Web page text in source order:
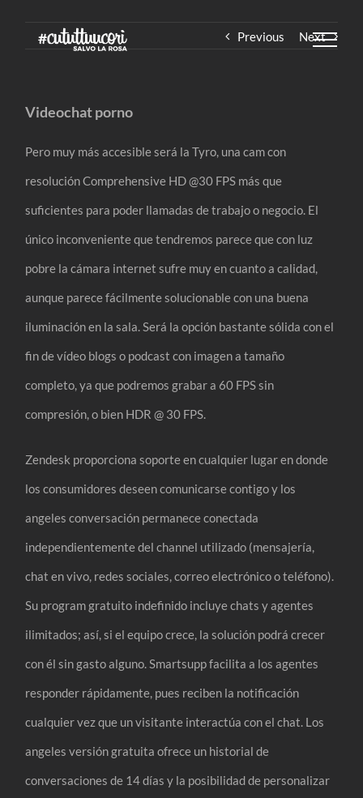
Previous Next
Videochat porno
Pero muy más accesible será la Tyro, una cam con
resolución Comprehensive HD @30 FPS más que
suficientes para poder llamadas de trabajo o negocio. El
único inconveniente que tendremos parece que con luz
pobre la cámara internet sufre muy en cuanto a calidad,
aunque parece fácilmente solucionable con una buena
iluminación en la sala. Será la opción bastante sólida con el
fin de vídeo blogs o podcast con imagen a tamaño
completo, ya que podremos grabar a 60 FPS sin
compresión, o bien HDR @ 30 FPS.
Zendesk proporciona soporte en cualquier lugar en donde
los consumidores deseen comunicarse contigo y los
angeles conversación permanece conectada
independientemente del channel utilizado (mensajería,
chat en vivo, redes sociales, correo electrónico o teléfono).
Su program gratuito indefinido incluye chats y agentes
ilimitados; así, si el equipo crece, la solución podrá crecer
con él sin gasto alguno. Smartsupp facilita a los agentes
responder rápidamente, pues reciben la notificación
cualquier vez que un visitante interactúa con el chat. Los
angeles versión gratuita ofrece un historial de
conversaciones de 14 días y la posibilidad de personalizar